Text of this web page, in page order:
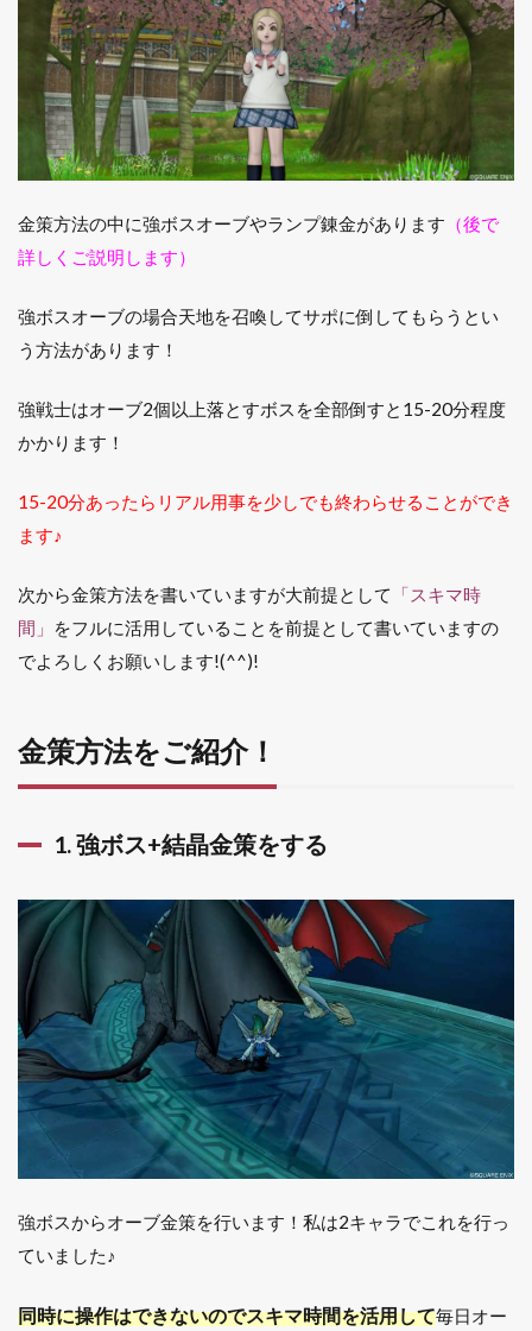
金策方法の中に強ボスオーブやランプ錬金があります （後で
詳しくご説明します）
強ボスオーブの場合天地を召喚してサポに倒してもらうとい
う方法があります！
強戦士はオーブ2個以上落とすボスを全部倒すと15-20分程度
かかります！
15-20分あったらリアル用事を少しでも終わらせることができ
ます♪
次から金策方法を書いていますが大前提として
「スキマ時
間」
をフルに活用していることを前提として書いていますの
でよろしくお願いします!(^^)!
金策方法をご紹介！
1. 強ボス+結晶金策をする
強ボスからオーブ金策を行います！私は2キャラでこれを行っ
ていました♪
同時に操作はできないのでスキマ時間を活用して毎日オー